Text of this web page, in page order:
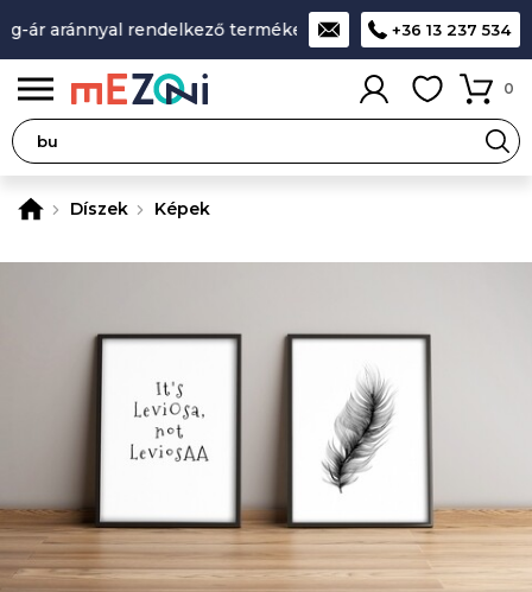
ár aránnyal rendelkező termékek A legjobb design-
+36 13 237 534
0
Díszek Képek